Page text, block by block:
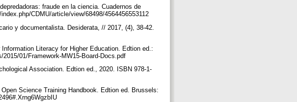
fraude en la ciencia. Cuadernos de
CDMU/article/view/68498/4564456553112
y documentalista. Desiderata, // 2017, (4), 38-42.
Literacy for Higher Education. Edtion ed.:
01/Framework-MW15-Board-Docs.pdf
Association. Edtion ed., 2020. ISBN 978-1-
Science Training Handbook. Edtion ed. Brussels: